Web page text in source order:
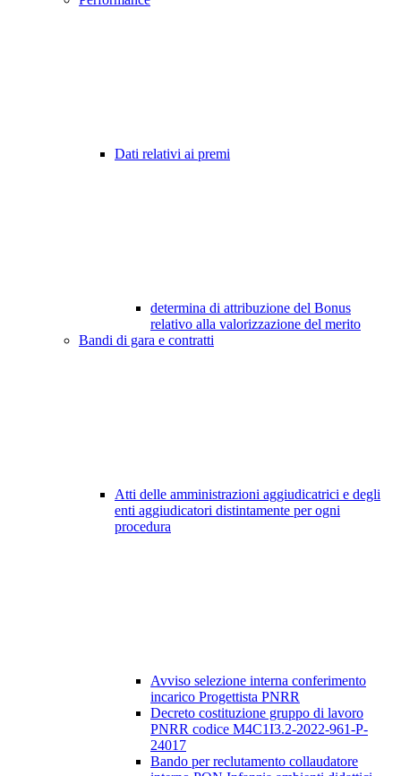
Dati relativi ai premi
determina di attribuzione del Bonus
relativo alla valorizzazione del merito
Bandi di gara e contratti
Atti delle amministrazioni aggiudicatrici e degli
enti aggiudicatori distintamente per ogni
procedura
Avviso selezione interna conferimento
incarico Progettista PNRR
Decreto costituzione gruppo di lavoro
PNRR codice M4C1I3.2-2022-961-P-
24017
Bando per reclutamento collaudatore